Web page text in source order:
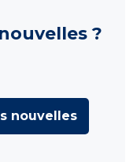
?
nouvelles